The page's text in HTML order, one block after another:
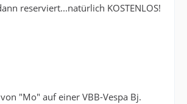
reserviert...natürlich KOSTENLOS!
"Mo" auf einer VBB-Vespa Bj.